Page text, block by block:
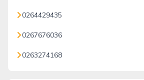
0264429435
0267676036
0263274168